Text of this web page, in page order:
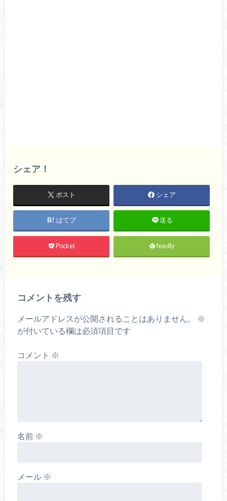
シェア！
ポスト シェア
はてブ 送る
Pocket feedly
コメントを残す
メールアドレスが公開されることはありません。
※
が付いている欄は必須項目です
コメント ※
名前 ※
メール ※